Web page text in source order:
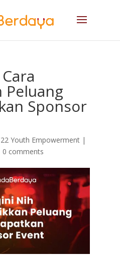
Peluang
Sponsor
Youth Empowerment|
0 comments